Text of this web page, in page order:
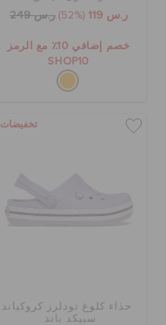
ر.س 119 (52%) ر.س 249
خصم إضافي 10٪ مع الرمز
SHOP10
تخفيضات
حذاء كلوغ تودلرز كروكباند
سبيكد باند